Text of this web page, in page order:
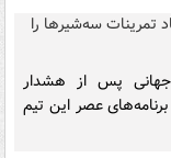
پس از هشدار
عصر این تیم